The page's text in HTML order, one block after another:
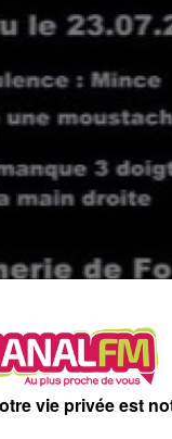
vie privée est